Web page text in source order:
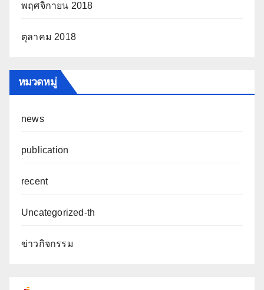
พฤศจิกายน 2018
ตุลาคม 2018
หมวดหมู่
news
publication
recent
Uncategorized-th
ข่าวกิจกรรม